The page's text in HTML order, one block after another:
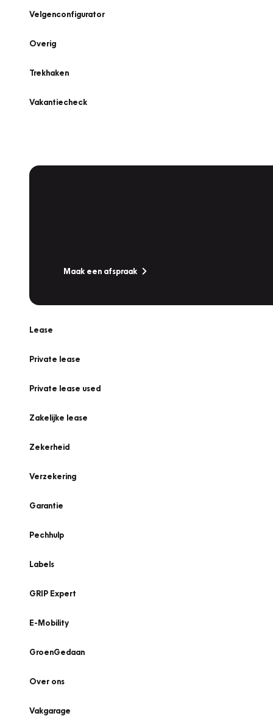
Velgenconfigurator
Overig
Trekhaken
Vakantiecheck
Maak een afspraak
Lease
Private lease
Private lease used
Zakelijke lease
Zekerheid
Verzekering
Garantie
Pechhulp
Labels
GRIP Expert
E-Mobility
GroenGedaan
Over ons
Vakgarage